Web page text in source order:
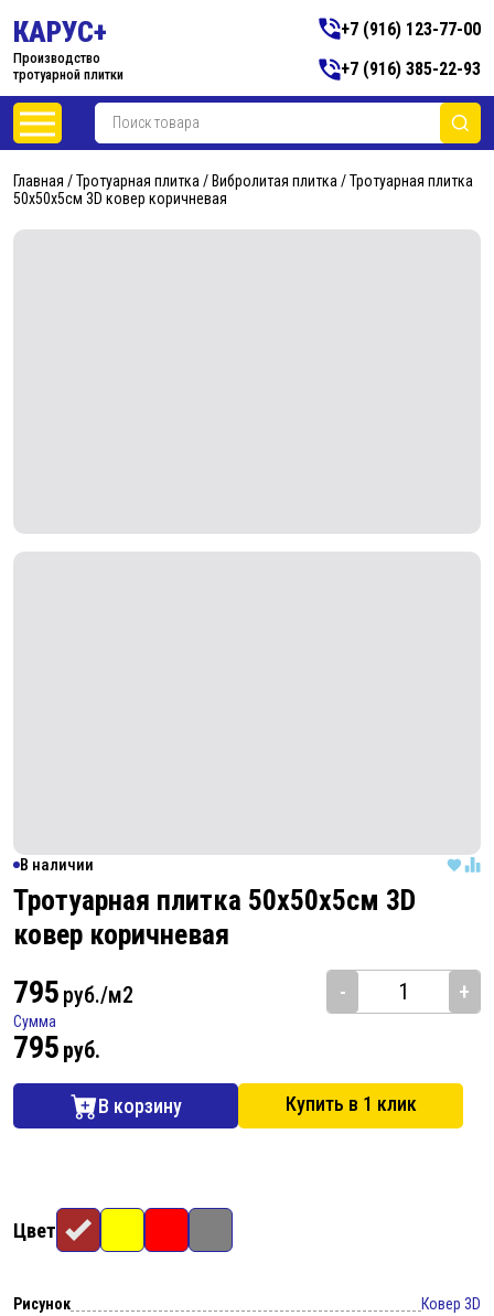
КАРУС+
Производство
тротуарной плитки
+7 (916) 123-77-00
+7 (916) 385-22-93
Главная /Тротуарная плитка / Вибролитая плитка / Тротуарная плитка
50х50х5см 3D ковер коричневая
В наличии
Тротуарная плитка 50х50х5см 3D
ковер коричневая
795 руб./м2 - +
Сумма
795 руб.
В корзину Купить в 1 клик
Цвет
Рисунок
Ковер 3D